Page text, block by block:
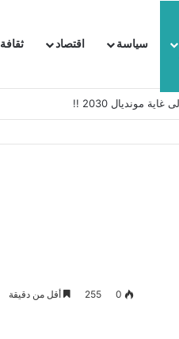
سياسة اقتصاد ثقافة
احتجاجا شديد اللهجة !!
0 أقل من دقيقة